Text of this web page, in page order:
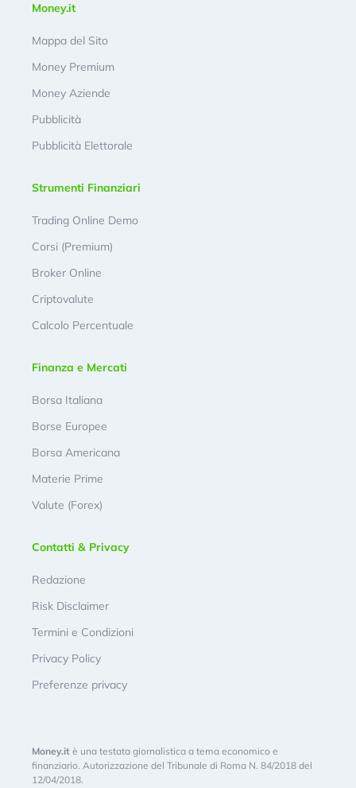
Money.it
Mappa del Sito
Money Premium
Money Aziende
Pubblicità
Pubblicità Elettorale
Strumenti Finanziari
Trading Online Demo
Corsi (Premium)
Broker Online
Criptovalute
Calcolo Percentuale
Finanza e Mercati
Borsa Italiana
Borse Europee
Borsa Americana
Materie Prime
Valute (Forex)
Contatti & Privacy
Redazione
Risk Disclaimer
Termini e Condizioni
Privacy Policy
Preferenze privacy
Money.it è una testata giornalistica a tema economico e
finanziario. Autorizzazione del Tribunale di Roma N. 84/2018 del
12/04/2018.